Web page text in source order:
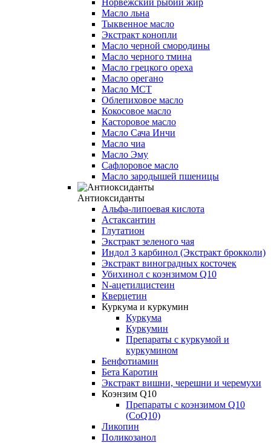
Масло льна
Тыквенное масло
Экстракт конопли
Масло черной смородины
Масло черного тмина
Масло грецкого ореха
Масло орегано
Масло МСТ
Облепиховое масло
Кокосовое масло
Касторовое масло
Масло Сача Инчи
Масло чиа
Масло Эму
Сафлоровое масло
Масло зародышей пшеницы
Антиоксиданты
Альфа-липоевая кислота
Астаксантин
Глутатион
Экстракт зеленого чая
Индол 3 карбинол (Экстракт брокколи)
Экстракт виноградных косточек
Убихинол с коэнзимом Q10
N-ацетилцистеин
Кверцетин
Куркума и куркумин
Куркума
Куркумин
Препараты с куркумой и
куркумином
Бенфотиамин
Бета Каротин
Экстракт вишни, черешни и черемухи
Коэнзим Q10
Препараты с коэнзимом Q10
(CoQ10)
Ликопин
Поликозанол